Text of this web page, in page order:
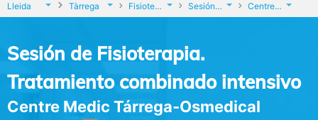
Lleida Tàrrega Fisioterapia Sesión de Fisioterapia. Tratamiento combinado intensivo Centre Medic Tárrega-Osmedical
Sesión de Fisioterapia.
Tratamiento combinado intensivo
Centre Medic Tárrega-Osmedical